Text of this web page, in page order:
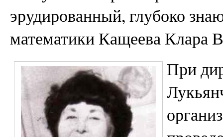
эрудированный, глубоко
математики Кащеева Клара
При